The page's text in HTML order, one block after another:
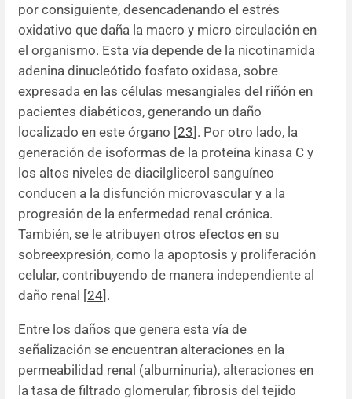
por consiguiente, desencadenando el estrés
oxidativo que daña la macro y micro circulación en
el organismo. Esta vía depende de la nicotinamida
adenina dinucleótido fosfato oxidasa, sobre
expresada en las células mesangiales del riñón en
pacientes diabéticos, generando un daño
localizado en este órgano [23]. Por otro lado, la
generación de isoformas de la proteína kinasa C y
los altos niveles de diacilglicerol sanguíneo
conducen a la disfunción microvascular y a la
progresión de la enfermedad renal crónica.
También, se le atribuyen otros efectos en su
sobreexpresión, como la apoptosis y proliferación
celular, contribuyendo de manera independiente al
daño renal [24].
Entre los daños que genera esta vía de
señalización se encuentran alteraciones en la
permeabilidad renal (albuminuria), alteraciones en
la tasa de filtrado glomerular, fibrosis del tejido